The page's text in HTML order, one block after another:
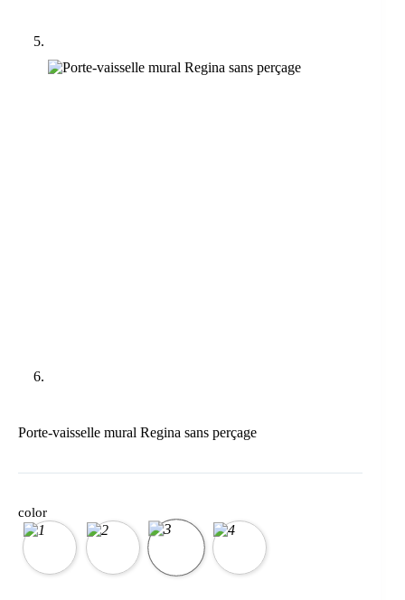
Porte-vaisselle mural Regina sans perçage
color